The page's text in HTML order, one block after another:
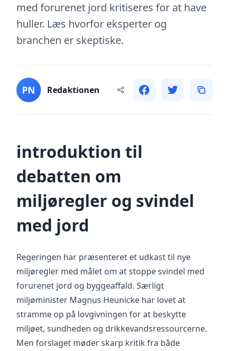
med forurenet jord kritiseres for at have
huller. Læs hvorfor eksperter og
branchen er skeptiske.
PN Redaktionen
introduktion til
debatten om
miljøregler og svindel
med jord
Regeringen har præsenteret et udkast til nye
miljøregler med målet om at stoppe svindel med
forurenet jord og byggeaffald. Særligt
miljøminister Magnus Heunicke har lovet at
stramme op på lovgivningen for at beskytte
miljøet, sundheden og drikkevandsressourcerne.
Men forslaget møder skarp kritik fra både